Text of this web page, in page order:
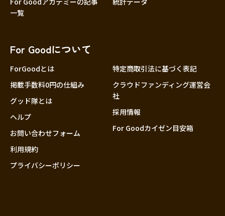
大分
一覧
For Goodについて
ForGoodとは
掲載手数料0円の仕組み
グッド隊とは
ヘルプ
お問い合わせフォーム
利用規約
プライバシーポリシー
特定商取引法に基づく表記
クラウドファンディング運営会
社
採用情報
For Goodカイゼン目安箱